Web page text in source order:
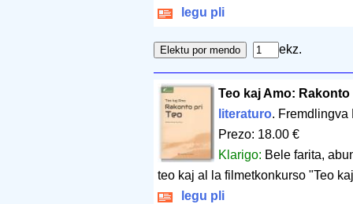
legu pli
ekz.
Teo kaj Amo: Rakonto
literaturo.
Prezo: 18.00 €
Klarigo: Bele farita,
teo kaj al la filmetkonkurso "Teo
legu pli